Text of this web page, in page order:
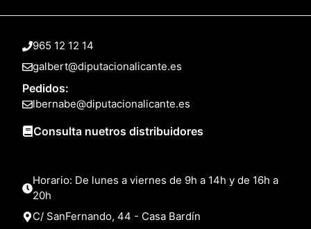
965 12 12 14
galbert@diputacionalicante.es
Pedidos:
lbernabe@diputacionalicante.es
Consulta nuetros distribuidores
Horario: De lunes a viernes de 9h a 14h y de 16h a
20h
C/ SanFernando, 44 - Casa Bardín